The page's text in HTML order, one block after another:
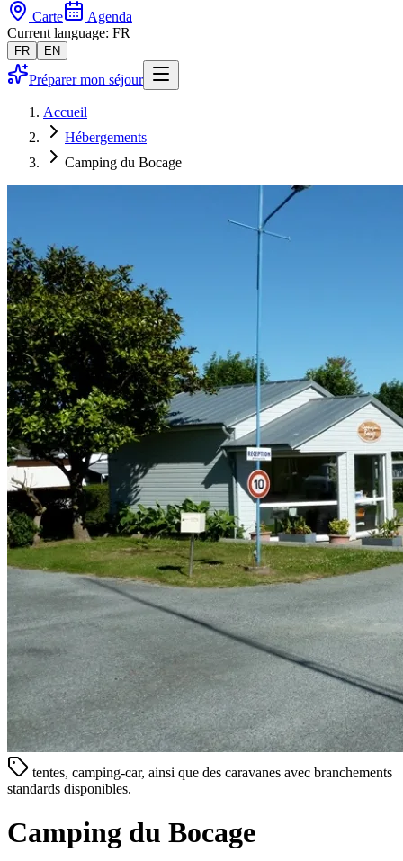
Carte
Agenda
Current language: FR
FR EN
Préparer mon séjour
Accueil
Hébergements
Camping du Bocage
tentes, camping-car, ainsi que des caravanes avec branchements
standards disponibles.
Camping du Bocage